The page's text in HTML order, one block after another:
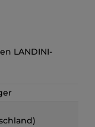
LANDINI-